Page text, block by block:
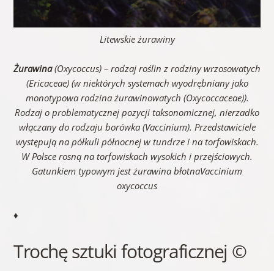
Litewskie żurawiny
Żurawina(Oxycoccus) – rodzaj roślin z rodziny wrzosowatych
(Ericaceae) (w niektórych systemach wyodrębniany jako
monotypowa rodzina żurawinowatych (Oxycoccaceae)).
Rodzaj o problematycznej pozycji taksonomicznej, nierzadko
włączany do rodzaju borówka (Vaccinium). Przedstawiciele
występują na półkuli północnej w tundrze i na torfowiskach.
W Polsce rosną na torfowiskach wysokich i przejściowych.
Gatunkiem typowym jest żurawina błotnaVaccinium
oxycoccus
♦
Trochę sztuki fotograficznej ©